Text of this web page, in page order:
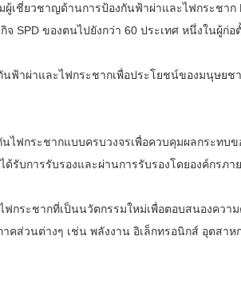
ผู้เชี่ยวชาญด้านการป้องกันฟ้าผ่าและไฟกระชา
SPD ของตนไปยังกว่า 60 ประเทศ หนึ่งในผู้ก่อ
นฟ้าผ่าและไฟกระชากเพื่อประโยชน์ของมนุษย
ไฟกระชากแบบครบวงจรเพื่อควบคุมผลกระทบ
รับการรับรองและผ่านการรับรองโดยองค์กรภา
กระชากที่เป็นนวัตกรรมใหม่เพื่อตอบสนองควา
คส่วนต่างๆ เช่น พลังงาน อิเล็กทรอนิกส์ อุตสา